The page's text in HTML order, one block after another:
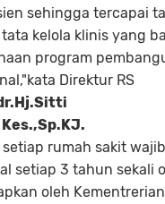
sehingga tercapai
kelola klinis yang
program
Direktur RS
Kes.,Sp.KJ.
rumah sakit
setiap 3 tahun sekali
oleh